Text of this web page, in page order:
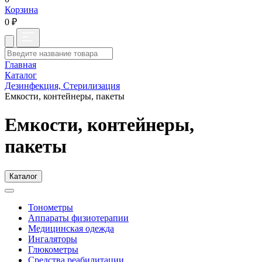
Корзина
0 ₽
Главная
Каталог
Дезинфекция, Стерилизация
Емкости, контейнеры, пакеты
Емкости, контейнеры,
пакеты
Каталог
Тонометры
Аппараты физиотерапии
Медицинская одежда
Ингаляторы
Глюкометры
Средства реабилитации